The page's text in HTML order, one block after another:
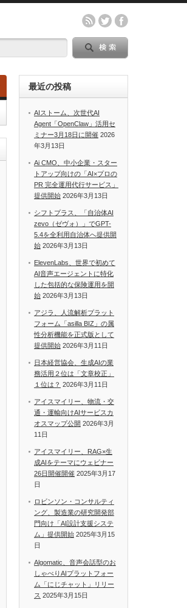
最近の投稿
AIストーム、次世代AI
Agent「OpenClaw」活用セ
ミナー3月18日に開催 2026
年3月13日
Ai CMO、中小企業・スター
トアップ向けの「AI×プロの
PR 完全運用代行サービス」
提供開始 2026年3月13日
シフトプラス、「自治体AI
zevo（ゼヴォ）」でGPT-
5.4を全利用自治体へ提供開
始 2026年3月13日
ElevenLabs、世界で初めて
AI音声エージェントに特化
した包括的な保険運用を開
始 2026年3月13日
アジラ、人流解析プラット
フォーム「asilla BIZ」の属
性分析機能を正式版として
提供開始 2026年3月11日
日本経営協会、生成AIの業
務活用２位は「文章校正」
１位は？ 2026年3月11日
アイスマイリー、物流・交
通・運輸向けAIサービスカ
オスマップ公開 2026年3月
11日
アイスマイリー、RAG×生
成AIをテーマにウェビナー
26日開催開催 2025年3月17
日
ロビンソン・コンサルティ
ング、製造業の研究開発部
門向け「AI設計支援システ
ム」提供開始 2025年3月15
日
Algomatic、音声会話型のお
しゃべりAIプラットフォー
ム「にじチャット」リリー
ス 2025年3月15日